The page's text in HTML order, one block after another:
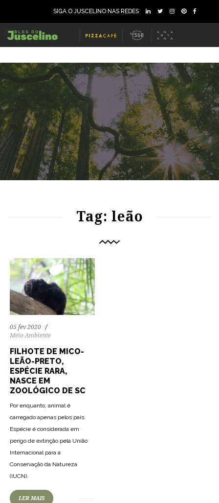
SIGA O JUSCELINO NAS REDES
Tag: leão
05 fev 2020
Meio Ambiente
FILHOTE DE MICO-
LEÃO-PRETO,
ESPÉCIE RARA,
NASCE EM
ZOOLÓGICO DE SC
Por enquanto, animal é
carregado apenas pelos pais.
Espécie é considerada em
perigo de extinção pela União
Internacional para a
Conservação da Natureza
(IUCN).
LER MAIS